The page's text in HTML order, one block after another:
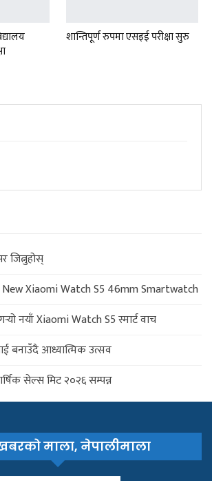
शान्तिपूर्ण रुपमा एसइई परीक्षा सुरु
जित्नुहोस्
Xiaomi Watch S5 46mm Smartwatch
नयाँ Xiaomi Watch S5 स्मार्ट वाच
बनाउँदै आध्यात्मिक उत्सव
सेल्स मिट २०२६ सम्पन्न
माला, नेपालीमाला